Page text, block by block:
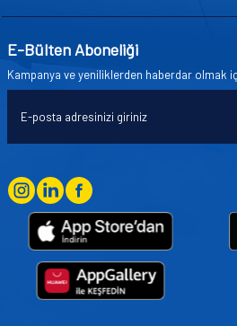
E-Bülten Aboneliği
Kampanya ve yeniliklerden haberdar olmak